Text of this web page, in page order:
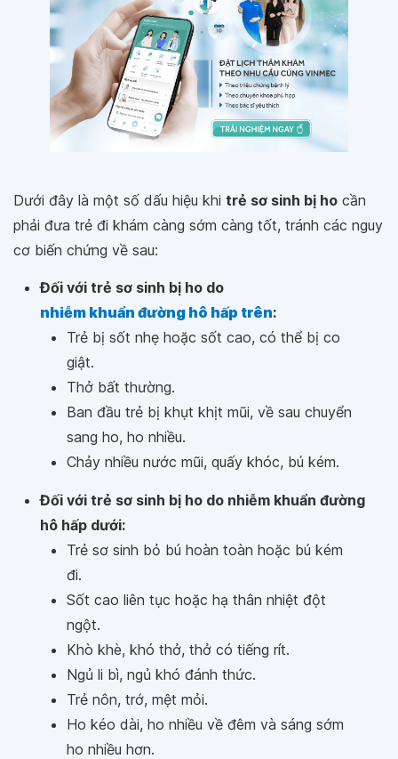
Dưới đây là một số dấu hiệu khi trẻ sơ sinh bị ho cần
phải đưa trẻ đi khám càng sớm càng tốt, tránh các nguy
cơ biến chứng về sau:
Đối với trẻ sơ sinh bị ho do
nhiễm khuẩn đường hô hấp trên:
Trẻ bị sốt nhẹ hoặc sốt cao, có thể bị co
giật.
Thở bất thường.
Ban đầu trẻ bị khụt khịt mũi, về sau chuyển
sang ho, ho nhiều.
Chảy nhiều nước mũi, quấy khóc, bú kém.
Đối với trẻ sơ sinh bị ho do nhiễm khuẩn đường
hô hấp dưới:
Trẻ sơ sinh bỏ bú hoàn toàn hoặc bú kém
đi.
Sốt cao liên tục hoặc hạ thân nhiệt đột
ngột.
Khò khè, khó thở, thở có tiếng rít.
Ngủ li bì, ngủ khó đánh thức.
Trẻ nôn, trớ, mệt mỏi.
Ho kéo dài, ho nhiều về đêm và sáng sớm
ho nhiều hơn.